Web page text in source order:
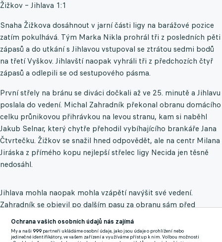
Žižkov – Jihlava 1:1
Snaha Žižkova dosáhnout v jarní části ligy na barážové pozice
zatím pokulhává. Tým Marka Nikla prohrál tři z posledních pěti
zápasů a do utkání s Jihlavou vstupoval se ztrátou sedmi bodů
na třetí Vyškov. Jihlavští naopak vyhráli tři z předchozích čtyř
zápasů a odlepili se od sestupového pásma.
První střely na bránu se diváci dočkali až ve 25. minutě a Jihlavu
poslala do vedení. Michal Zahradník překonal obranu domácího
celku průnikovou přihrávkou na levou stranu, kam si naběhl
Jakub Selnar, který chytře přehodil vybíhajícího brankáře Jana
Čtvrtečku. Žižkov se snažil hned odpovědět, ale na centr Milana
Jiráska z přímého kopu nejlepší střelec ligy Necida jen těsně
nedosáhl.
Jihlava mohla naopak mohla vzápětí navýšit své vedení.
Zahradník se objevil po dalším pasu za obranu sám před
Čtvrtečkou, kterého se snažil přehodit, tentokrát si však
domácí brankář počínal úspěšně, míč zasáhl a vyrazil jej do
Ochrana vašich osobních údajů nás zajímá
My a naši999 partneři ukládáme osobní údaje, jako jsou údaje o prohlížení nebo
jedinečné identifikátory, ve vašem zařízení a využíváme přístup k nim. Volbou možnosti